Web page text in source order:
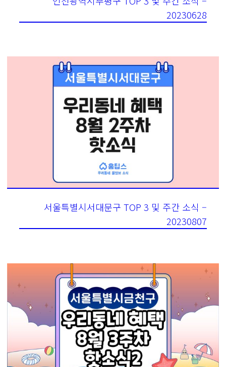
20230628
서울특별시서대문구 TOP 3 및 주간 소식 –
20230807